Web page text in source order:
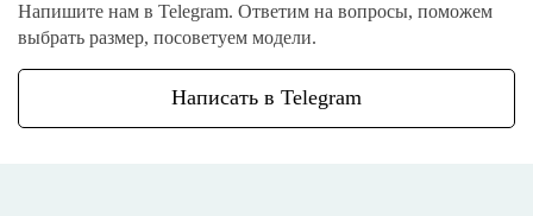
Напишите нам в Telegram. Ответим на вопросы, поможем
выбрать размер, посоветуем модели.
Написать в Telegram